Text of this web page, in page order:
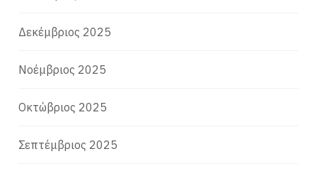
Δεκέμβριος 2025
Νοέμβριος 2025
Οκτώβριος 2025
Σεπτέμβριος 2025